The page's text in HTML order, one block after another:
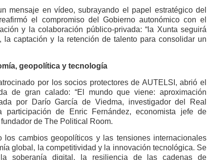
mensaje en vídeo, subrayando el papel estratégico del
el compromiso del Gobierno autonómico con el
y la colaboración público-privada: “la Xunta seguirá
la captación y la retención de talento para consolidar un
geopolítica y tecnología
por los socios protectores de AUTELSI, abrió el
de gran calado: “El mundo que viene: aproximación
por Darío García de Viedma, investigador del Real
participación de Enric Fernández, economista jefe de
de The Political Room.
los cambios geopolíticos y las tensiones internacionales
global, la competitividad y la innovación tecnológica. Se
la soberanía digital, la resiliencia de las cadenas de